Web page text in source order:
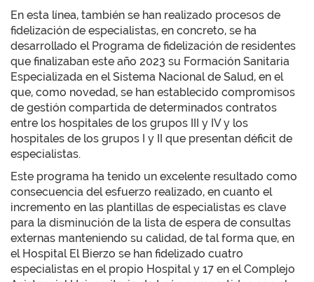
En esta línea, también se han realizado procesos de
fidelización de especialistas, en concreto, se ha
desarrollado el Programa de fidelización de residentes
que finalizaban este año 2023 su Formación Sanitaria
Especializada en el Sistema Nacional de Salud, en el
que, como novedad, se han establecido compromisos
de gestión compartida de determinados contratos
entre los hospitales de los grupos III y IV y los
hospitales de los grupos I y II que presentan déficit de
especialistas.
Este programa ha tenido un excelente resultado como
consecuencia del esfuerzo realizado, en cuanto el
incremento en las plantillas de especialistas es clave
para la disminución de la lista de espera de consultas
externas manteniendo su calidad, de tal forma que, en
el Hospital El Bierzo se han fidelizado cuatro
especialistas en el propio Hospital y 17 en el Complejo